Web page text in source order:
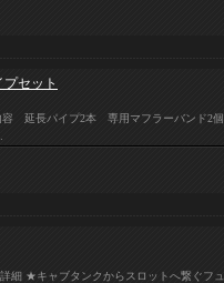
セット
容 延長パイプ2本 専用マフラーバンド2個
★キャブタンクからスロットへ繋ぐフュ